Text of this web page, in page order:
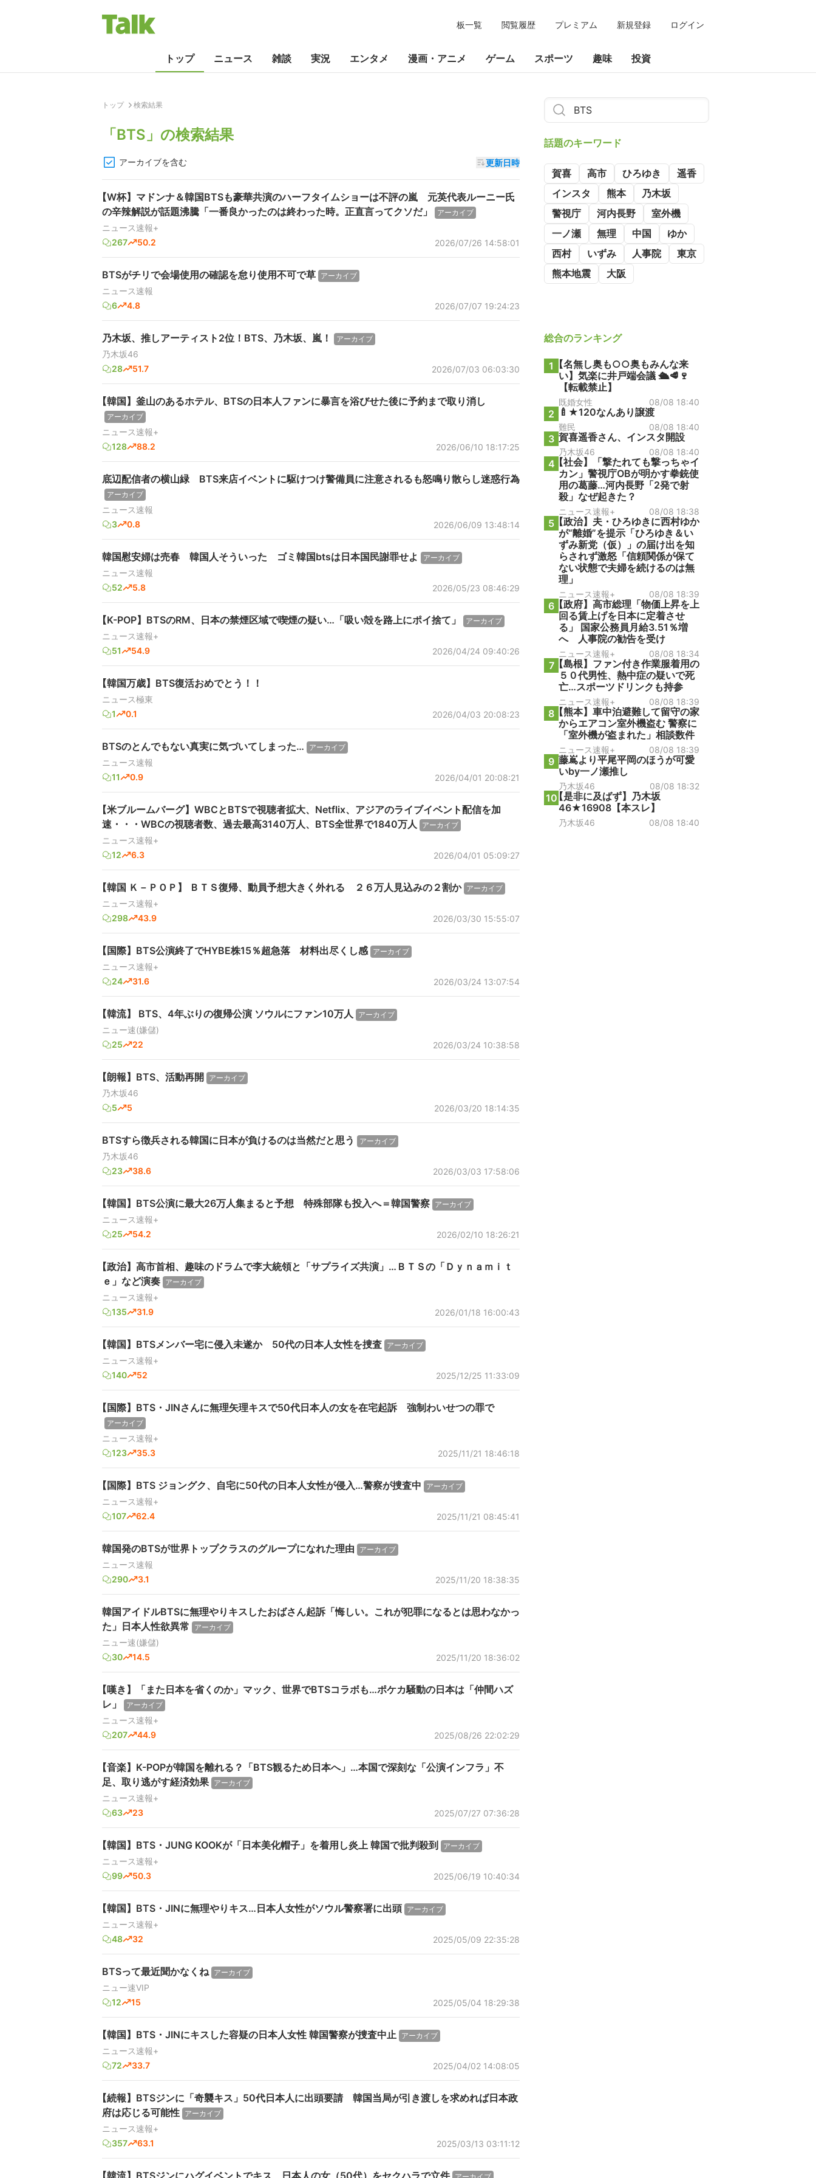
板一覧 閲覧履歴 プレミアム 新規登録 ログイン
トップ ニュース 雑談 実況 エンタメ 漫画・アニメ ゲーム スポーツ 趣味 投資
トップ 検索結果
「BTS 」の検索結果
アーカイブを含む 更新日時
【W杯】マドンナ＆韓国BTSも豪華共演のハーフタイムショーは不評の嵐 元英代表ルーニー氏
の辛辣解説が話題沸騰「一番良かったのは終わった時。正直言ってクソだ」
アーカイブ
ニュース速報+
267
50.2 2026/07/26 14:58:01
BTSがチリで会場使用の確認を怠り使用不可で草 アーカイブ
ニュース速報
6
4.8 2026/07/07 19:24:23
乃木坂、推しアーティスト2位！BTS、乃木坂、嵐！ アーカイブ
乃木坂46
28
51.7 2026/07/03 06:03:30
【韓国】釜山のあるホテル、BTSの日本人ファンに暴言を浴びせた後に予約まで取り消し
アーカイブ
ニュース速報+
128
88.2 2026/06/10 18:17:25
底辺配信者の横山緑 BTS来店イベントに駆けつけ警備員に注意されるも怒鳴り散らし迷惑行為
アーカイブ
ニュース速報
3
0.8 2026/06/09 13:48:14
韓国慰安婦は売春 韓国人そういった ゴミ韓国btsは日本国民謝罪せよ アーカイブ
ニュース速報
52
5.8 2026/05/23 08:46:29
【K-POP】BTSのRM、日本の禁煙区域で喫煙の疑い…「吸い殻を路上にポイ捨て」 アーカイブ
ニュース速報+
51
54.9 2026/04/24 09:40:26
【韓国万歳】BTS復活おめでとう！！
ニュース極東
1
0.1 2026/04/03 20:08:23
BTSのとんでもない真実に気づいてしまった… アーカイブ
ニュース速報
11
0.9 2026/04/01 20:08:21
【米ブルームバーグ】WBCとBTSで視聴者拡大、Netflix、アジアのライブイベント配信を加
速・・・WBCの視聴者数、過去最高3140万人、BTS全世界で1840万人
アーカイブ
ニュース速報+
12
6.3 2026/04/01 05:09:27
【韓国 Ｋ－ＰＯＰ】 ＢＴＳ復帰、動員予想大きく外れる ２６万人見込みの２割か アーカイブ
ニュース速報+
298
43.9 2026/03/30 15:55:07
【国際】BTS公演終了でHYBE株15％超急落 材料出尽くし感 アーカイブ
ニュース速報+
24
31.6 2026/03/24 13:07:54
【韓流】 BTS、4年ぶりの復帰公演 ソウルにファン10万人 アーカイブ
ニュー速(嫌儲)
25
22 2026/03/24 10:38:58
【朗報】BTS、活動再開 アーカイブ
乃木坂46
5
5 2026/03/20 18:14:35
BTSすら徴兵される韓国に日本が負けるのは当然だと思う アーカイブ
乃木坂46
23
38.6 2026/03/03 17:58:06
【韓国】BTS公演に最大26万人集まると予想 特殊部隊も投入へ＝韓国警察 アーカイブ
ニュース速報+
25
54.2 2026/02/10 18:26:21
【政治】高市首相、趣味のドラムで李大統領と「サプライズ共演」…ＢＴＳの「Ｄｙｎａｍｉｔ
ｅ」など演奏 アーカイブ
ニュース速報+
135
31.9 2026/01/18 16:00:43
【韓国】BTSメンバー宅に侵入未遂か 50代の日本人女性を捜査 アーカイブ
ニュース速報+
140
52 2025/12/25 11:33:09
【国際】BTS・JINさんに無理矢理キスで50代日本人の女を在宅起訴 強制わいせつの罪で
アーカイブ
ニュース速報+
123
35.3 2025/11/21 18:46:18
【国際】BTS ジョングク、自宅に50代の日本人女性が侵入…警察が捜査中 アーカイブ
ニュース速報+
107
62.4 2025/11/21 08:45:41
韓国発のBTSが世界トップクラスのグループになれた理由 アーカイブ
ニュース速報
290
3.1 2025/11/20 18:38:35
韓国アイドルBTSに無理やりキスしたおばさん起訴「悔しい。これが犯罪になるとは思わなかっ
た」日本人性欲異常
アーカイブ
ニュー速(嫌儲)
30
14.5 2025/11/20 18:36:02
【嘆き】「また日本を省くのか」マック、世界でBTSコラボも…ポケカ騒動の日本は「仲間ハズ
レ」
アーカイブ
ニュース速報+
207
44.9 2025/08/26 22:02:29
【音楽】K-POPが韓国を離れる？「BTS観るため日本へ」…本国で深刻な「公演インフラ」不
足、取り逃がす経済効果 アーカイブ
ニュース速報+
63
23 2025/07/27 07:36:28
【韓国】BTS・JUNG KOOKが「日本美化帽子」を着用し炎上 韓国で批判殺到 アーカイブ
ニュース速報+
99
50.3 2025/06/19 10:40:34
【韓国】BTS・JINに無理やりキス…日本人女性がソウル警察署に出頭 アーカイブ
ニュース速報+
48
32 2025/05/09 22:35:28
BTSって最近聞かなくね アーカイブ
ニュー速VIP
12
15 2025/05/04 18:29:38
【韓国】BTS・JINにキスした容疑の日本人女性 韓国警察が捜査中止 アーカイブ
ニュース速報+
72
33.7 2025/04/02 14:08:05
【続報】BTSジンに「奇襲キス」50代日本人に出頭要請 韓国当局が引き渡しを求めれば日本政
府は応じる可能性 アーカイブ
ニュース速報+
357
63.1 2025/03/13 03:11:12
【韓流】BTSジンにハグイベントでキス 日本人の女（50代）をセクハラで立件
話題のキーワード
賀喜 高市 ひろゆき
遥香
インスタ
熊本
乃木坂
警視庁
河内長野
室外機
一ノ瀬
無理 中国
ゆか
西村
いずみ 人事院
東京
熊本地震
大阪
総合のランキング
1 【名無し奥も○○奥もみんな来
い】気楽に井戸端会議 🛳️🥩🍷
【転載禁止】
既婚女性 08/08 18:40
2 🍼★120なんあり譲渡
難民 08/08 18:40
3 賀喜遥香さん、インスタ開設
乃木坂46 08/08 18:40
4【社会】「撃たれても撃っちゃイ
カン」警視庁OBが明かす拳銃使
用の葛藤…河内長野「2発で射
殺」なぜ起きた？
ニュース速報+ 08/08 18:38
5【政治】夫・ひろゆきに西村ゆか
が“離婚”を提示「ひろゆき＆い
ずみ新党（仮）」の届け出を知
らされず激怒「信頼関係が保て
ない状態で夫婦を続けるのは無
理」
ニュース速報+ 08/08 18:39
6【政府】高市総理「物価上昇を上
回る賃上げを日本に定着させ
る」 国家公務員月給3.51％増
へ 人事院の勧告を受け
ニュース速報+ 08/08 18:34
7【島根】ファン付き作業服着用の
５０代男性、熱中症の疑いで死
亡…スポーツドリンクも持参
ニュース速報+ 08/08 18:39
8【熊本】車中泊避難して留守の家
からエアコン室外機盗む 警察に
「室外機が盗まれた」相談数件
ニュース速報+ 08/08 18:39
9 藤嶌より平尾平岡のほうが可愛
いby一ノ瀬推し
乃木坂46 08/08 18:32
10【是非に及ばず】乃木坂
46★16908【本スレ】
乃木坂46 08/08 18:40